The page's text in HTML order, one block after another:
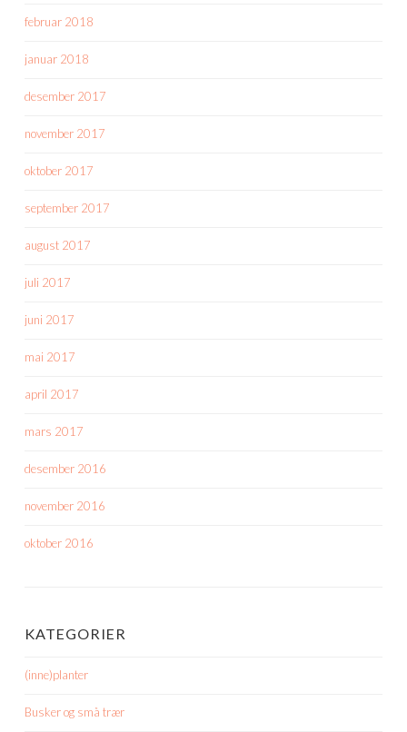
februar 2018
januar 2018
desember 2017
november 2017
oktober 2017
september 2017
august 2017
juli 2017
juni 2017
mai 2017
april 2017
mars 2017
desember 2016
november 2016
oktober 2016
KATEGORIER
(inne)planter
Busker og små trær